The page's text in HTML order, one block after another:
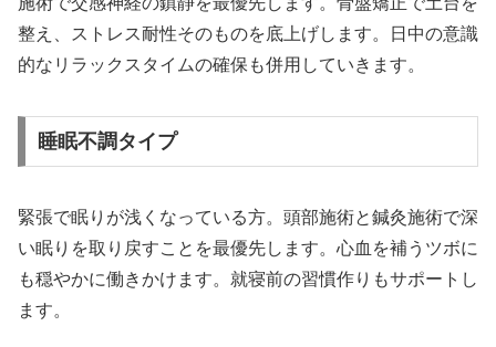
整え、ストレス耐性そのものを底上げします。日中の意識
的なリラックスタイムの確保も併用していきます。
睡眠不調タイプ
緊張で眠りが浅くなっている方。頭部施術と鍼灸施術で深
い眠りを取り戻すことを最優先します。心血を補うツボに
も穏やかに働きかけます。就寝前の習慣作りもサポートし
ます。